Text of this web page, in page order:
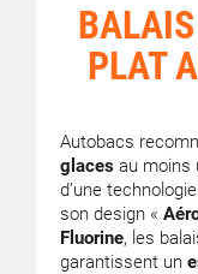
PLAT
Autobacs
glaces au moins
d’une
son design «
Fluorine, les
garantissent un